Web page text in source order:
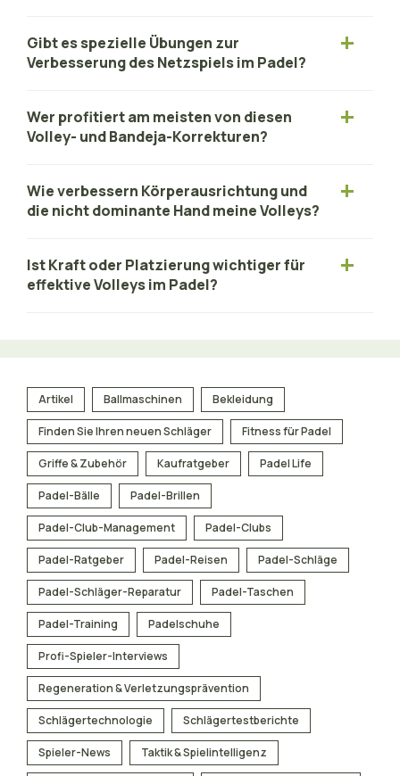
Gibt es spezielle Übungen zur
Verbesserung des Netzspiels im Padel?
Wer profitiert am meisten von diesen
Volley- und Bandeja-Korrekturen?
Wie verbessern Körperausrichtung und
die nicht dominante Hand meine Volleys?
Ist Kraft oder Platzierung wichtiger für
effektive Volleys im Padel?
Artikel Ballmaschinen Bekleidung
Finden Sie Ihren neuen Schläger Fitness für Padel
Griffe & Zubehör Kaufratgeber Padel Life
Padel-Bälle Padel-Brillen
Padel-Club-Management Padel-Clubs
Padel-Ratgeber Padel-Reisen Padel-Schläge
Padel-Schläger-Reparatur Padel-Taschen
Padel-Training Padelschuhe
Profi-Spieler-Interviews
Regeneration & Verletzungsprävention
Schlägertechnologie Schlägertestberichte
Spieler-News Taktik & Spielintelligenz